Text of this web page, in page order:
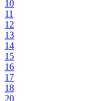
10
11
12
13
14
15
16
17
18
20